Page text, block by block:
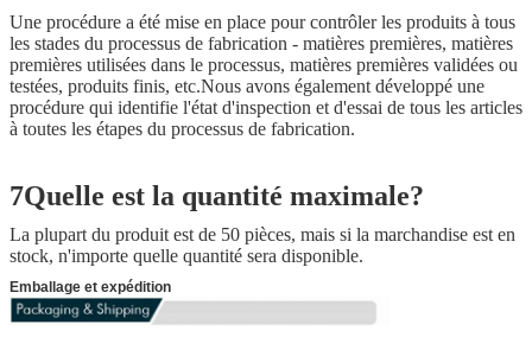
Une procédure a été mise en place pour contrôler les produits à tous
les stades du processus de fabrication - matières premières, matières
premières utilisées dans le processus, matières premières validées ou
testées, produits finis, etc.Nous avons également développé une
procédure qui identifie l'état d'inspection et d'essai de tous les articles
à toutes les étapes du processus de fabrication.
7Quelle est la quantité maximale?
La plupart du produit est de 50 pièces, mais si la marchandise est en
stock, n'importe quelle quantité sera disponible.
Emballage et expédition